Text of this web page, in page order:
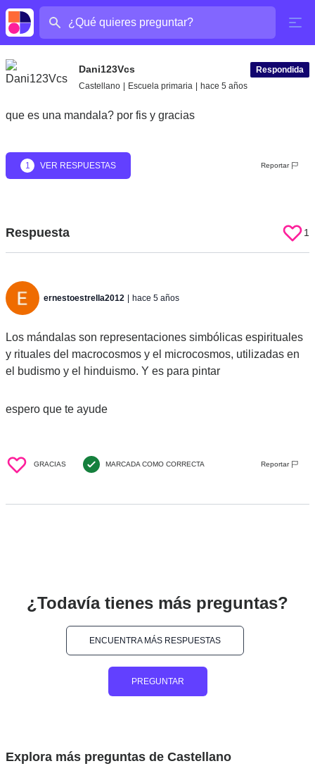
Dani123Vcs
Respondida
Castellano
Escuela primaria hace 5 años
que es una mandala? por fis y gracias
1 VER RESPUESTAS Reportar
Respuesta 1
ernestoestrella2012 hace 5 años
Los mándalas son representaciones simbólicas espirituales
y rituales del macrocosmos y el microcosmos, utilizadas en
el budismo y el hinduismo. Y es para pintar
espero que te ayude
GRACIAS MARCADA COMO CORRECTA Reportar
¿Todavía tienes más preguntas?
ENCUENTRA MÁS RESPUESTAS
PREGUNTAR
Explora más preguntas de Castellano